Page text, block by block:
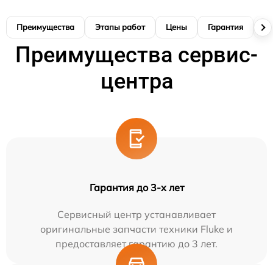
Преимущества Этапы работ Цены Гарантия
Преимущества сервис-
центра
Гарантия до 3-х лет
Сервисный центр устанавливает
оригинальные запчасти техники Fluke и
предоставляет гарантию до 3 лет.